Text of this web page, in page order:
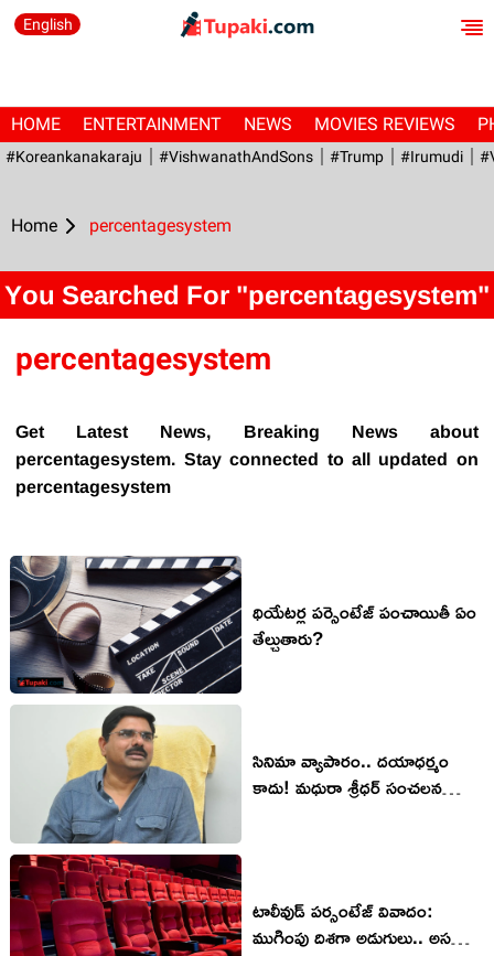
English
HOME ENTERTAINMENT NEWS MOVIES REVIEWS
#Koreankanakaraju #VishwanathAndSons #Trump #irumudi
Home percentagesystem
You Searched For "percentagesystem"
percentagesystem
Get Latest News, Breaking News about
percentagesystem. Stay connected to all updated on
percentagesystem
థియేటర్ల పర్సెంటేజ్ పంచాయితీ ఏం
తేల్చుతారు?
సినిమా వ్యాపారం.. దయాధర్మం
కాదు! మధురా శ్రీధర్ సంచలన
టాలీవుడ్ పర్సంటేజ్ వివాదం:
ముగింపు దిశగా అడుగులు.. అసలేం